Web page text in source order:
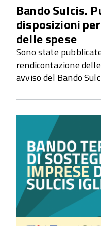
Bando Sulcis.
disposizioni
delle spese
Sono state
rendicontazione
avviso del Bando